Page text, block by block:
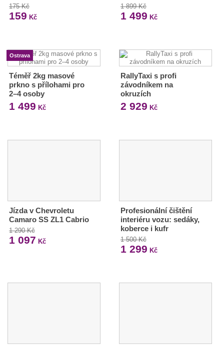
175 Kč
159 Kč
1 899 Kč
1 499 Kč
Ostrava
Téměř 2kg masové
prkno s přílohami pro
2–4 osoby
1 499 Kč
RallyTaxi s profi
závodníkem na
okruzích
2 929 Kč
Jízda v Chevroletu
Camaro SS ZL1 Cabrio
1 290 Kč
1 097 Kč
Profesionální čištění
interiéru vozu: sedáky,
koberce i kufr
1 500 Kč
1 299 Kč